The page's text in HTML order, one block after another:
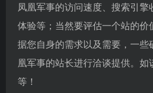
凤凰军事的访问速度、搜索引
体验等；当然要评估一个站的价
据您自身的需求以及需要，一些
凰军事的站长进行洽谈提供。如
等！